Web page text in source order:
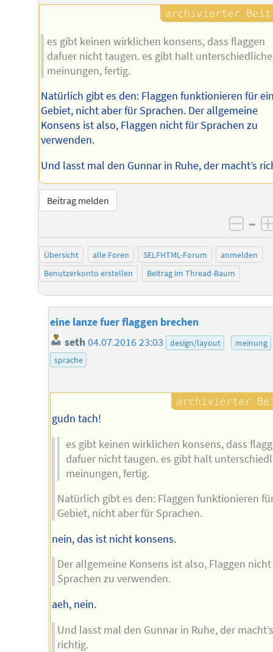
es gibt keinen wirklichen konsens, dass flaggen
dafuer nicht taugen. es gibt halt unterschiedliche
meinungen, fertig.
Natürlich gibt es den: Flaggen funktionieren für
Gebiet, nicht aber für Sprachen. Der allgemeine
Konsens ist also, Flaggen nicht für Sprachen zu
verwenden.
Und lasst mal den Gunnar in Ruhe, der macht’s
Beitrag melden
–
Übersicht alle Foren SELFHTML-Forum
anmelden
Benutzerkonto erstellen
Beitrag im Thread-Baum
eine lanze fuer flaggen brechen
seth04.07.2016 23:03 design/layout
meinung
sprache
gudn tach!
es gibt keinen wirklichen konsens, dass
dafuer nicht taugen. es gibt halt
meinungen, fertig.
Natürlich gibt es den: Flaggen funktionieren
Gebiet, nicht aber für Sprachen.
nein, das ist nicht konsens.
Der allgemeine Konsens ist also, Flaggen
Sprachen zu verwenden.
aeh, nein.
Und lasst mal den Gunnar in Ruhe, der
richtig.